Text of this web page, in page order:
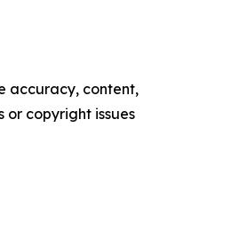
accuracy, content,
or copyright issues